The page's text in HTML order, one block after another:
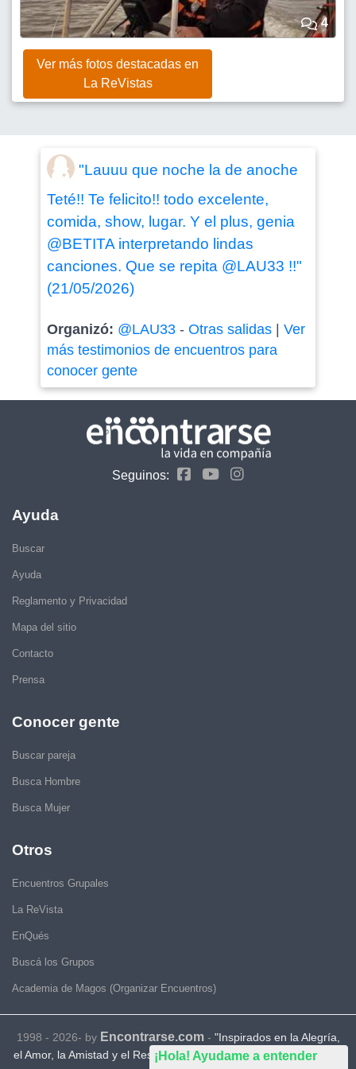
¡Hola! Ayudame a entender
4
Ver más fotos destacadas en
La ReVistas
"Lauuu que noche la de anoche
Teté!! Te felicito!! todo excelente,
comida, show, lugar. Y el plus, genia
@BETITA interpretando lindas
canciones. Que se repita @LAU33 !!"
(21/05/2026)
Organizó: @LAU33- Otras salidas| Ver
más testimonios de encuentros para
conocer gente
Seguinos:
Ayuda
Buscar
Ayuda
Reglamento y Privacidad
Mapa del sitio
Contacto
Prensa
Conocer gente
Buscar pareja
Busca Hombre
Busca Mujer
Otros
Encuentros Grupales
La ReVista
EnQués
Buscá los Grupos
Academia de Magos (Organizar Encuentros)
1998 - 2026- by Encontrarse.com- "Inspirados en la Alegría,
el Amor, la Amistad y el Respeto, motivamos a la gente a que sea